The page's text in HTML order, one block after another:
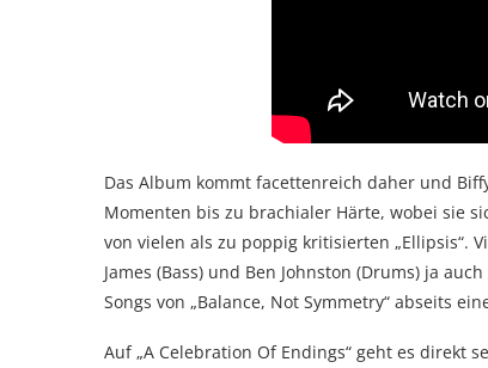
Das Album kommt facettenreich daher und
Momenten bis zu brachialer Härte, wobei sie
von vielen als zu poppig kritisierten „Ellipsis“.
James (Bass) und Ben Johnston (Drums) ja
Songs von „Balance, Not Symmetry“ abseits
Auf „A Celebration Of Endings“ geht es direkt